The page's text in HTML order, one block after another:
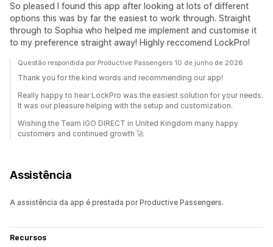
So pleased I found this app after looking at lots of different
options this was by far the easiest to work through. Straight
through to Sophia who helped me implement and customise it
to my preference straight away! Highly reccomend LockPro!
Questão respondida por Productive Passengers 10 de junho de 2026
Thank you for the kind words and recommending our app!
Really happy to hear LockPro was the easiest solution for your needs.
It was our pleasure helping with the setup and customization.
Wishing the Team IGO DIRECT in United Kingdom many happy
customers and continued growth 🚀
Assistência
A assistência da app é prestada por Productive Passengers.
Recursos